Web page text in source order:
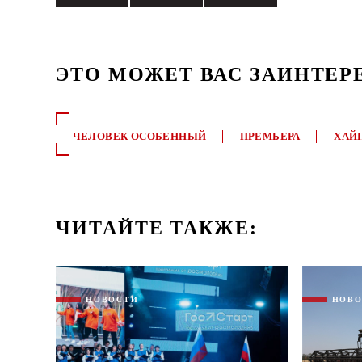
ЭТО МОЖЕТ ВАС
ЧЕЛОВЕК ОСОБЕННЫЙ ПРЕМЬЕРА
ЧИТАЙТЕ ТАКЖЕ:
НОВОСТИ